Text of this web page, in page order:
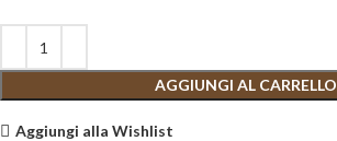
AGGIUNGI AL CARRELLO
Aggiungi alla Wishlist